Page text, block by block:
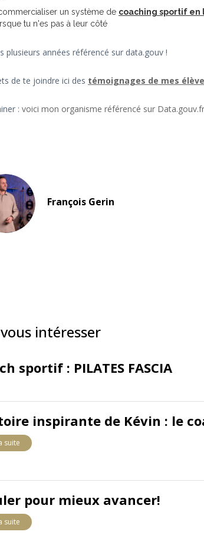
un système de coaching sportif en
tu n'es pas à leur côté
plusieurs années référencé sur data.gouv !
de te joindre ici des témoignages de mes
: voici mon organisme référencé sur Data.gouv.fr
François Gerin
intéresser
sportif : PILATES FASCIA
inspirante de Kévin : le
suite
pour mieux avancer!
suite